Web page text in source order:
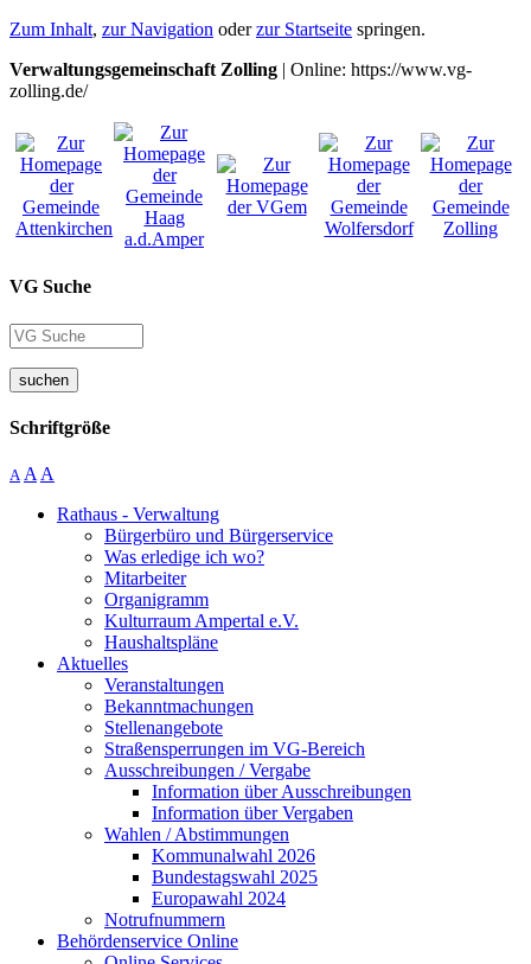
Zum Inhalt, zur Navigation oderzur Startseite springen.
Verwaltungsgemeinschaft Zolling | Online: https://www.vg-
zolling.de/
VG Suche
suchen
Schriftgröße
A A A
Rathaus - Verwaltung
Bürgerbüro und Bürgerservice
Was erledige ich wo?
Mitarbeiter
Organigramm
Kulturraum Ampertal e.V.
Haushaltspläne
Aktuelles
Veranstaltungen
Bekanntmachungen
Stellenangebote
Straßensperrungen im VG-Bereich
Ausschreibungen / Vergabe
Information über Ausschreibungen
Information über Vergaben
Wahlen / Abstimmungen
Kommunalwahl 2026
Bundestagswahl 2025
Europawahl 2024
Notrufnummern
Behördenservice Online